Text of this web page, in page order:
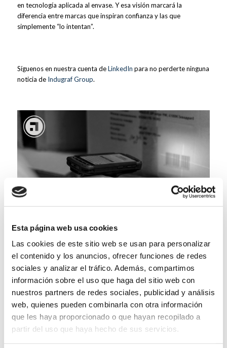
Esta página web usa cookies
Las cookies de este sitio web se usan para personalizar
el contenido y los anuncios, ofrecer funciones de redes
sociales y analizar el tráfico. Además, compartimos
información sobre el uso que haga del sitio web con
nuestros partners de redes sociales, publicidad y análisis
web, quienes pueden combinarla con otra información
que les haya proporcionado o que hayan recopilado a
partir del uso que haya hecho de sus servicios.
en tecnología aplicada al envase. Y esa visión marcará la
diferencia entre marcas que inspiran confianza y las que
simplemente “lo intentan”.
Síguenos en nuestra cuenta deLinkedIn para no perderte ninguna
noticia de Indugraf Group.
Compartir esta entrada